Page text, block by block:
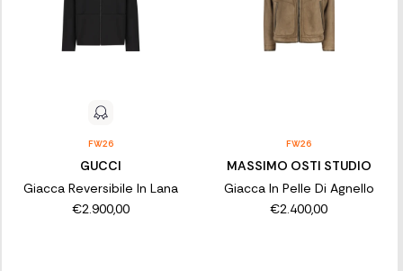
FW26
GUCCI
Giacca Reversibile In Lana
€2.900,00
FW26
MASSIMO OSTI STUDIO
Giacca In Pelle Di Agnello
€2.400,00